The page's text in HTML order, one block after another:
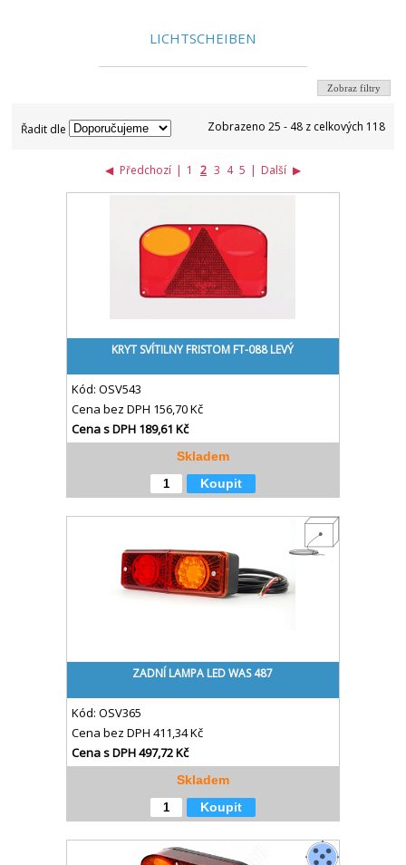
LICHTSCHEIBEN
Zobraz filtry
Řadit dle Zobrazeno 25 - 48 z celkových 118
◀ Předchozí | 1 2 3 4 5 | Další ▶
KRYT SVÍTILNY FRISTOM FT-088 LEVÝ
Kód: OSV543
Cena bez DPH 156,70 Kč
Cena s DPH 189,61 Kč
Skladem
Koupit
ZADNÍ LAMPA LED WAS 487
Kód: OSV365
Cena bez DPH 411,34 Kč
Cena s DPH497,72 Kč
Skladem
Koupit